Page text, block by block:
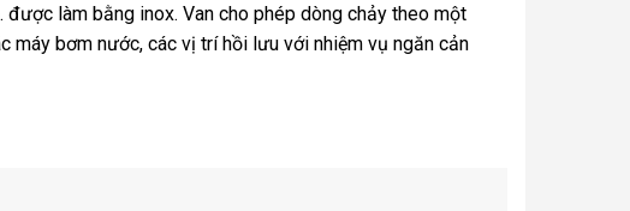
làm bằng inox. Van cho phép dòng chảy theo một
bơm nước, các vị trí hồi lưu với nhiệm vụ ngăn cản